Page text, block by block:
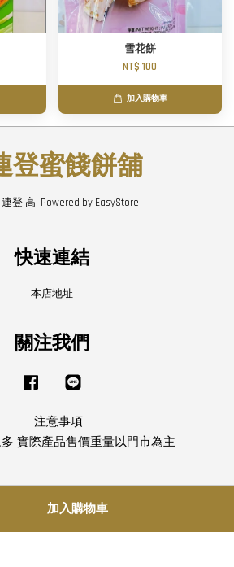
加入購物車
雪花餅
NT$ 100
加入購物車
登蜜餞餅舖
登 高. Powered by EasyStore
快速連結
本店地址
關注我們
Facebook
注意事項
實際產品售價重量以門市為主